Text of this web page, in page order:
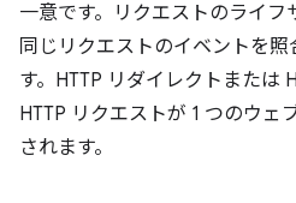
一意です。リクエストのライフ
同じリクエストのイベントを
す。HTTP リダイレクトまたは
HTTP リクエストが 1 つのウェ
されます。